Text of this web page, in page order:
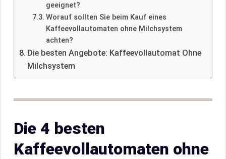
geeignet?
Worauf sollten Sie beim Kauf eines
Kaffeevollautomaten ohne Milchsystem
achten?
Die besten Angebote: Kaffeevollautomat Ohne
Milchsystem
Die 4 besten
Kaffeevollautomaten ohne